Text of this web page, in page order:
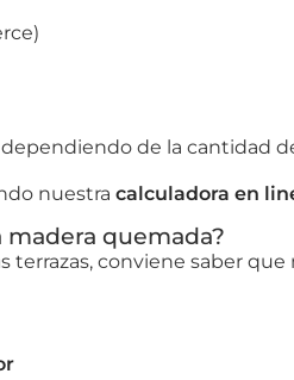
dependiendo de la cantidad
nuestra calculadora en
quemada?
terrazas, conviene saber